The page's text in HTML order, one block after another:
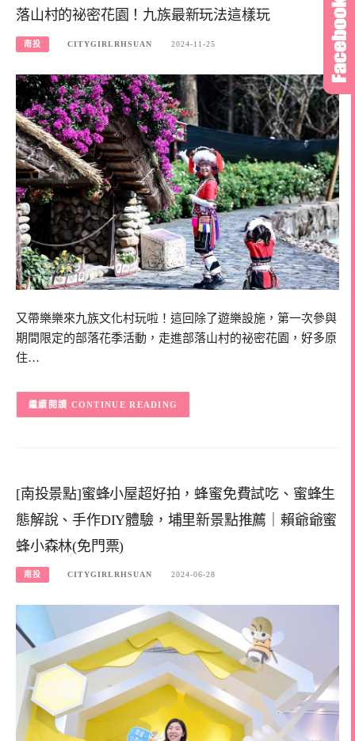
落山村的祕密花園！九族最新玩法這樣玩
南投 CITYGIRLRHSUAN 2024-11-25
又帶樂樂來九族文化村玩啦！這回除了遊樂設施，第一次參與
期間限定的部落花季活動，走進部落山村的祕密花園，好多原
住…
CONTINUE READING
[南投景點]蜜蜂小屋超好拍，蜂蜜免費試吃、蜜蜂生
態解說、手作DIY體驗，埔里新景點推薦｜賴爺爺蜜
蜂小森林(免門票)
南投 CITYGIRLRHSUAN 2024-06-28